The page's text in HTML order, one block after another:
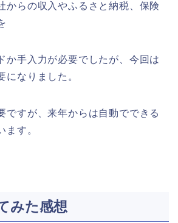
からの収入やふるさと納税、保険
か手入力が必要でしたが、今回は
になりました。
ですが、来年からは自動でできる
ます。
みた感想